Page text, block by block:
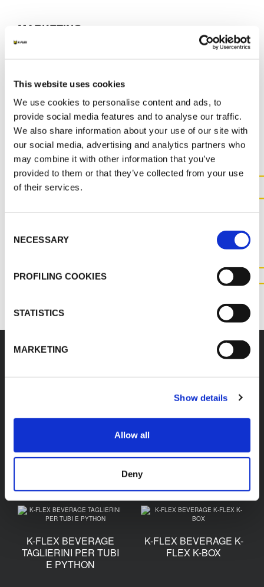
This website uses cookies
We use cookies to personalise content and ads, to
provide social media features and to analyse our traffic.
We also share information about your use of our site with
our social media, advertising and analytics partners who
may combine it with other information that you’ve
provided to them or that they’ve collected from your use
of their services.
Selection
NECESSARY
PROFILING COOKIES
STATISTICS
MARKETING
Show details
Allow all
Deny
MARKETING
ALTRI DOCUMENTI
CONTATTACI
Accessori
K-FLEX BEVERAGE
K-FLEX BEVERAGE
K-FLEX BEVERAGE
TAGLIERINI PER TUBI
E PYTHON
K-FLEX BEVERAGE K-
FLEX K-BOX